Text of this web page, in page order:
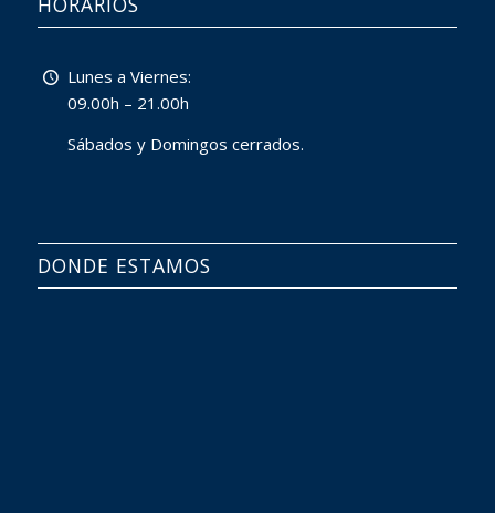
Lunes a Viernes:
09.00h – 21.00h
Sábados y Domingos cerrados.
DONDE ESTAMOS